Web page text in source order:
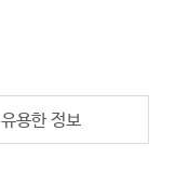
유용한 정보